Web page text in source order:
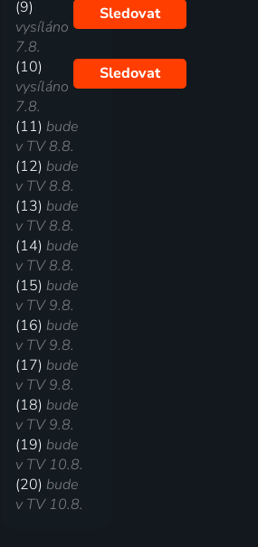
(9)
vysíláno
7.8.
Sledovat
(10)
vysíláno
7.8.
Sledovat
(11)bude
v TV 8.8.
(12)bude
v TV 8.8.
(13)bude
v TV 8.8.
(14)bude
v TV 8.8.
(15)bude
v TV 9.8.
(16)bude
v TV 9.8.
(17)bude
v TV 9.8.
(18)bude
v TV 9.8.
(19)bude
v TV 10.8.
(20)bude
v TV 10.8.